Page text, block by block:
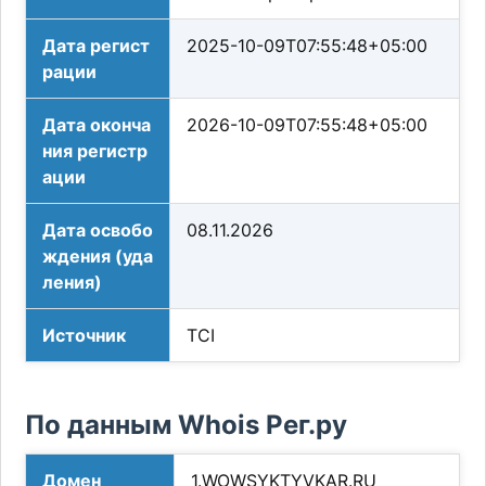
Дата регист
рации
2025-10-09T07:55:48+05:00
Дата оконча
ния регистр
ации
2026-10-09T07:55:48+05:00
Дата освобо
ждения (уда
ления)
08.11.2026
Источник TCI
По данным Whois Рег.ру
Домен 1.WOWSYKTYVKAR.RU